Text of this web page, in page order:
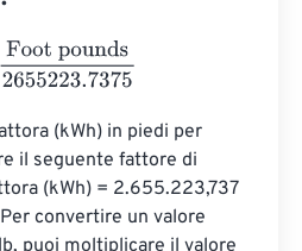
2655223.7375
(kWh) in piedi per
il seguente fattore di
(kWh) = 2.655.223,737
convertire un valore